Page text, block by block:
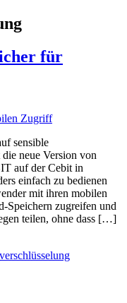
für
sensible
neue Version von
auf der Cebit in
einfach zu bedienen
mit ihren mobilen
Speichern zugreifen und
teilen, ohne dass […]
verschlüsselung